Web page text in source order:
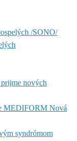
/SONO/
nových
MEDIFORM Nová
syndrómom